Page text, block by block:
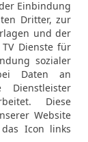
ihn
aus
deuten will.«
fragte
und ihn